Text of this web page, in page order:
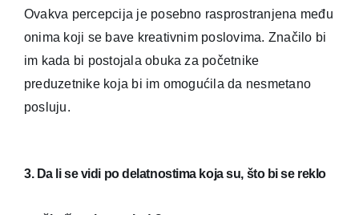
Ovakva percepcija je posebno rasprostranjena među
onima koji se bave kreativnim poslovima. Značilo bi
im kada bi postojala obuka za početnike
preduzetnike koja bi im omogućila da nesmetano
posluju.
3. Da li se vidi po delatnostima koja su, što bi se reklo